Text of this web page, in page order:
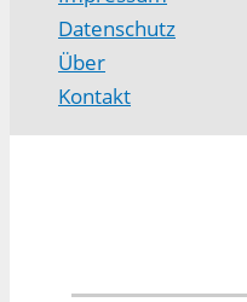
Datenschutz
Über
Kontakt